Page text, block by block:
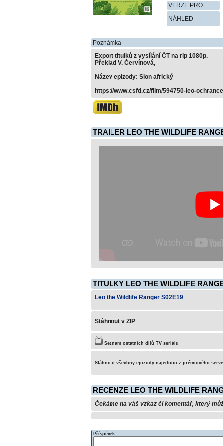
VERZE PRO
NÁHLED
Poznámka
Export titulků z vysílání ČT na rip 1080p.
Překlad V. Červínová,
Název epizody: Slon africký
https://www.csfd.cz/film/594750-leo-
TRAILER LEO THE WILDLIFE
TITULKY LEO THE WILDLIFE
Leo the Wildlife Ranger S02E19
Stáhnout v ZIP
Seznam ostatních dílů TV seriálu
Stáhnout všechny epizody najednou z prémiového
RECENZE LEO THE WILDLIFE
Čekáme na váš vzkaz či komentář, který
Příspěvek: